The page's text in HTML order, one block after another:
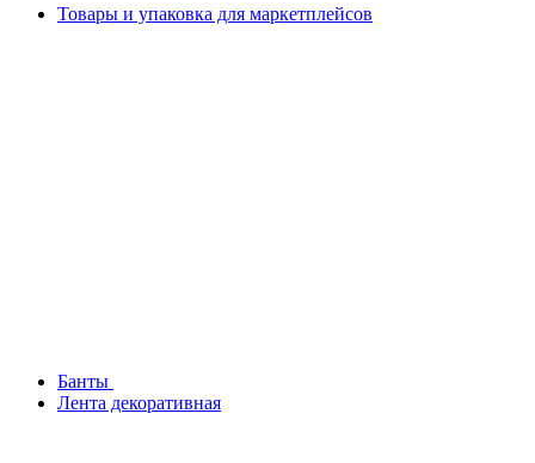
Товары и упаковка для маркетплейсов
Банты
Лента декоративная